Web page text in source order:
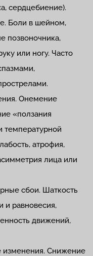
сердцебиение).
Боли в шейном,
позвоночника,
или ногу. Часто
Онемение
«ползания
температурной
атрофия,
лица или
сбои. Шаткость
и равновесия,
движений,
изменения. Снижение